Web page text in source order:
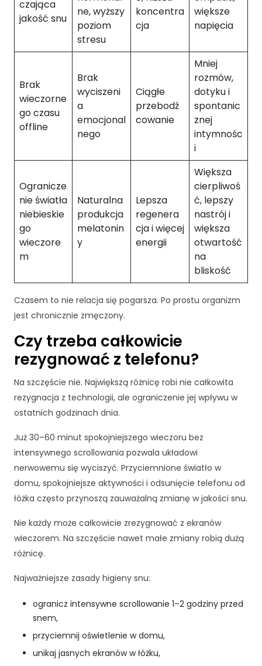
czająca
jakość snu
ne, wyższy
poziom
stresu
koncentra
cja
większe
napięcia
Brak
wieczorne
go czasu
offline
Brak
wyciszeni
a
emocjonal
nego
Ciągłe
przebodź
cowanie
Mniej
rozmów,
dotyku i
spontanic
znej
intymnośc
i
Ogranicze
nie światła
niebieskie
go
wieczore
m
Naturalna
produkcja
melatonin
y
Lepsza
regenera
cja i więcej
energii
Większa
cierpliwoś
ć, lepszy
nastrój i
większa
otwartość
na
bliskość
Czasem to nie relacja się pogarsza. Po prostu organizm
jest chronicznie zmęczony.
Czy trzeba całkowicie
rezygnować z telefonu?
Na szczęście nie. Największą różnicę robi nie całkowita
rezygnacja z technologii, ale ograniczenie jej wpływu w
ostatnich godzinach dnia.
Już 30–60 minut spokojniejszego wieczoru bez
intensywnego scrollowania pozwala układowi
nerwowemu się wyciszyć. Przyciemnione światło w
domu, spokojniejsze aktywności i odsunięcie telefonu od
łóżka często przynoszą zauważalną zmianę w jakości snu.
Nie każdy może całkowicie zrezygnować z ekranów
wieczorem. Na szczęście nawet małe zmiany robią dużą
różnicę.
Najważniejsze zasady higieny snu:
ogranicz intensywne scrollowanie 1–2 godziny przed
snem,
przyciemnij oświetlenie w domu,
unikaj jasnych ekranów w łóżku,
o
w
i
s
o
n
y
r
n
e
t
o
S
a
t
y
st
k
a
b
y
ś
m
gl
i
p
p
a
fu
n